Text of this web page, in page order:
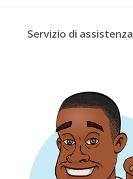
Servizio di assistenza